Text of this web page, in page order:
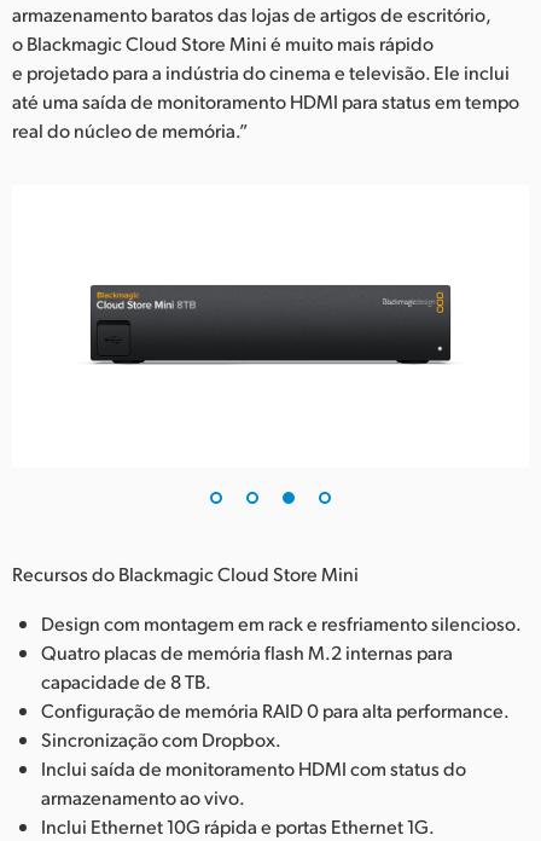
armazenamento baratos das lojas de artigos de escritório,
o Blackmagic Cloud Store Mini é muito mais rápido
e projetado para a indústria do cinema e televisão. Ele inclui
até uma saída de monitoramento HDMI para status em tempo
real do núcleo de memória.”
Recursos do Blackmagic Cloud Store Mini
Design com montagem em rack e resfriamento silencioso.
Quatro placas de memória flash M.2 internas para
capacidade de 8 TB.
Configuração de memória RAID 0 para alta performance.
Sincronização com Dropbox.
Inclui saída de monitoramento HDMI com status do
armazenamento ao vivo.
Inclui Ethernet 10G rápida e portas Ethernet 1G.